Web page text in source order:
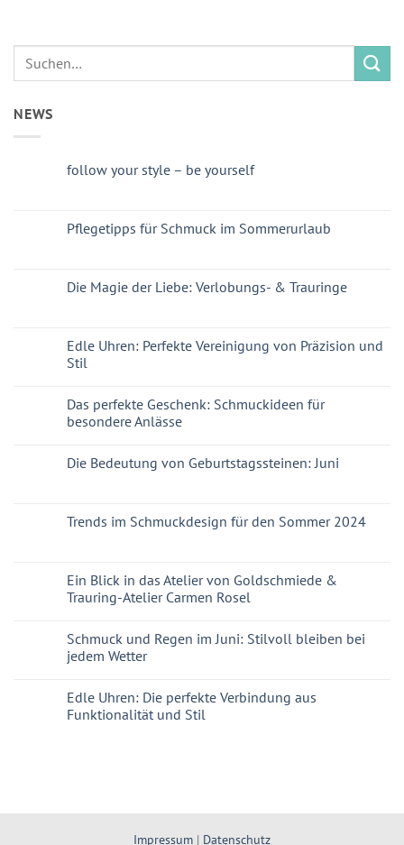
NEWS
follow your style – be yourself
Pflegetipps für Schmuck im Sommerurlaub
Die Magie der Liebe: Verlobungs- & Trauringe
Edle Uhren: Perfekte Vereinigung von Präzision und
Stil
Das perfekte Geschenk: Schmuckideen für
besondere Anlässe
Die Bedeutung von Geburtstagssteinen: Juni
Trends im Schmuckdesign für den Sommer 2024
Ein Blick in das Atelier von Goldschmiede &
Trauring-Atelier Carmen Rosel
Schmuck und Regen im Juni: Stilvoll bleiben bei
jedem Wetter
Edle Uhren: Die perfekte Verbindung aus
Funktionalität und Stil
Impressum | Datenschutz